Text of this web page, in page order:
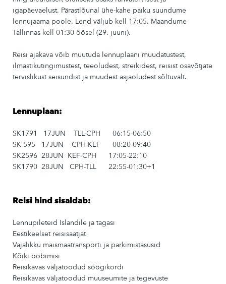
igapäevaelust. Pärastlõunal ühe-kahe paiku suundume
lennujaama poole. Lend väljub kell 17:05. Maandume
Tallinnas kell 01:30 öösel (29. juuni).
Reisi ajakava võib muutuda lennuplaani muudatustest,
ilmastikutingimustest, teeoludest, streikidest, reisist osavõtjate
tervislikust seisundist ja muudest asjaoludest sõltuvalt.
Lennuplaan:
SK1791 17JUN TLL-CPH 06:15-06:50
SK 595 17JUN CPH-KEF 08:20-09:40
SK2596 28JUN KEF-CPH 17:05-22:10
SK1790 28JUN CPH-TLL 22:55-01:30+1
Reisi hind sisaldab:
Lennupileteid Islandile ja tagasi
Eestikeelset reisisaatjat
Vajalikku maismaatransporti ja parkimistasusid
Kõiki ööbimisi
Reisikavas väljatoodud söögikordi
Reisikavas väljatoodud muuseumite ja tegevuste